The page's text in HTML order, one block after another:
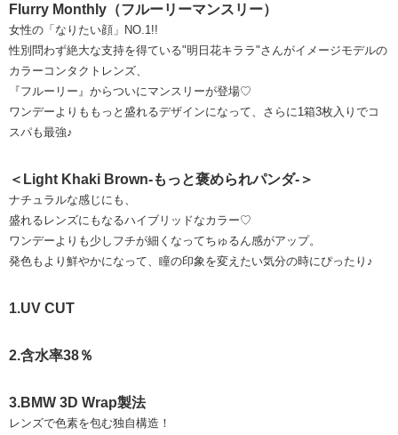
Flurry Monthly（フルーリーマンスリー）
女性の「なりたい顔」NO.1!!
性別問わず絶大な支持を得ている"明日花キララ"さんがイメージモデルの
カラーコンタクトレンズ、
『フルーリー』からついにマンスリーが登場♡
ワンデーよりももっと盛れるデザインになって、さらに1箱3枚入りでコ
スパも最強♪
＜Light Khaki Brown-もっと褒められパンダ-＞
ナチュラルな感じにも、
盛れるレンズにもなるハイブリッドなカラー♡
ワンデーよりも少しフチが細くなってちゅるん感がアップ。
発色もより鮮やかになって、瞳の印象を変えたい気分の時にぴったり♪
1.UV CUT
2.含水率38％
3.BMW 3D Wrap製法
レンズで色素を包む独自構造！